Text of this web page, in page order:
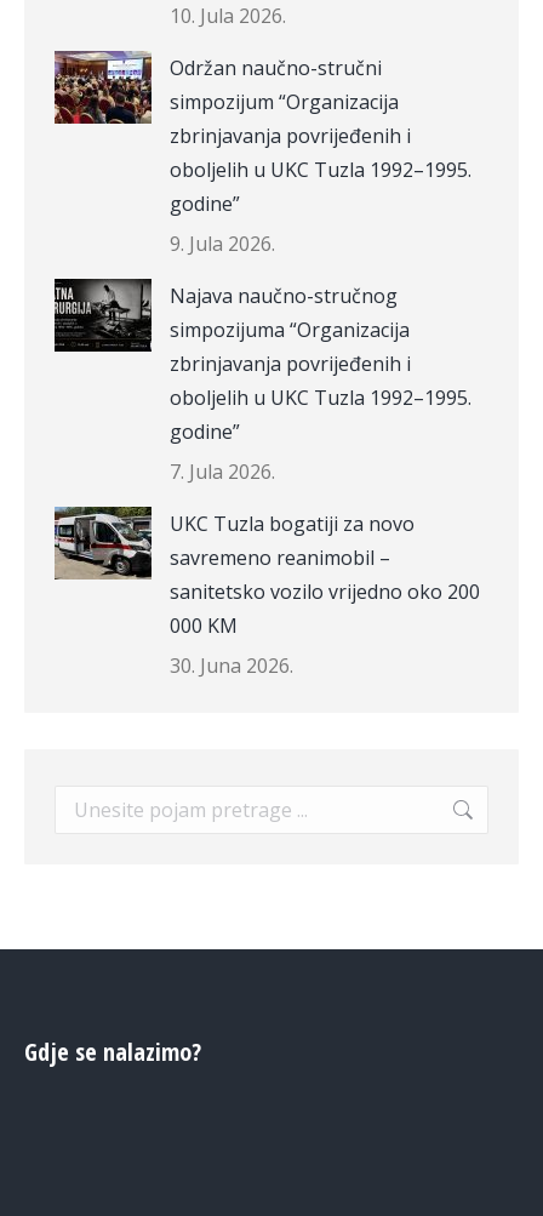
10. Jula 2026.
Održan naučno-stručni
simpozijum “Organizacija
zbrinjavanja povrijeđenih i
oboljelih u UKC Tuzla 1992–1995.
godine”
9. Jula 2026.
Najava naučno-stručnog
simpozijuma “Organizacija
zbrinjavanja povrijeđenih i
oboljelih u UKC Tuzla 1992–1995.
godine”
7. Jula 2026.
UKC Tuzla bogatiji za novo
savremeno reanimobil –
sanitetsko vozilo vrijedno oko 200
000 KM
30. Juna 2026.
Search:
Gdje se nalazimo?